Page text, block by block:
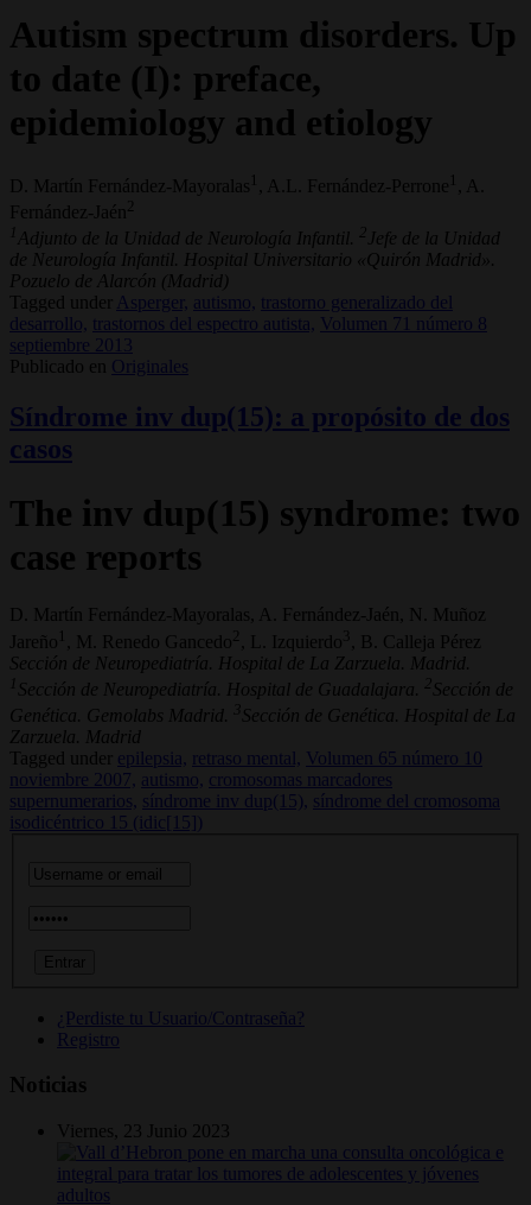
Autism spectrum disorders. Up
to date (I): preface,
epidemiology and etiology
D. Martín Fernández-Mayoralas 1 , A.L. Fernández-Perrone 1
, A.
Fernández-Jaén
1 Adjunto de la Unidad de Neurología Infantil. 2 Jefe de la Unidad
de Neurología Infantil. Hospital Universitario «Quirón Madrid».
Pozuelo de Alarcón (Madrid)
Tagged under
Asperger, autismo, trastorno generalizado del
desarrollo, trastornos del espectro autista, Volumen 71 número 8
septiembre 2013
Publicado en Originales
Síndrome inv dup(15): a propósito de dos
casos
The inv dup(15) syndrome: two
case reports
D. Martín Fernández-Mayoralas, A. Fernández-Jaén, N. Muñoz
Jareño 1 , M. Renedo Gancedo , L. Izquierdo 3
, B. Calleja Pérez
Sección de Neuropediatría. Hospital de La Zarzuela. Madrid.
1 Sección de Neuropediatría. Hospital de Guadalajara. 2 Sección de
Genética. Gemolabs Madrid.
3 Sección de Genética. Hospital de La
Zarzuela. Madrid
Tagged under
epilepsia, retraso mental,
Volumen 65 número 10
noviembre 2007, autismo, cromosomas marcadores
supernumerarios, síndrome inv dup(15), síndrome del cromosoma
isodicéntrico 15 (idic[15])
¿Perdiste tu Usuario/Contraseña?
Registro
Noticias
Viernes, 23 Junio 2023